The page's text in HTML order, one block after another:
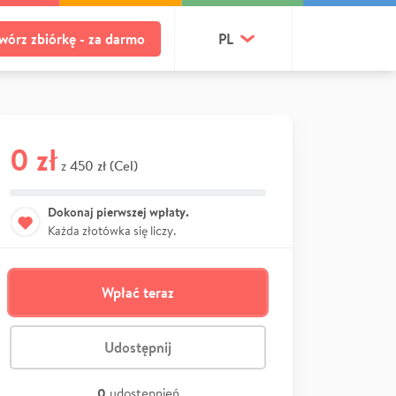
zbiórkę - za darmo PL
0 zł z 450 zł (Cel)
Dokonaj pierwszej wpłaty.
Każda złotówka się liczy.
Wpłać teraz
Udostępnij